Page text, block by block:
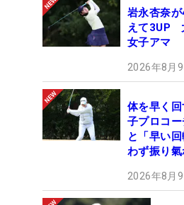
岩永杏奈
えて3UP
女子アマ
2026年8月
体を早く
子プロコー
と「早い
わず振り氣
2026年8月